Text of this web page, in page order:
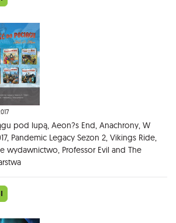
pod lupą, Aeon?s End, Anachrony, W
Pandemic Legacy Sezon 2, Vikings Ride,
wydawnictwo, Professor Evil and The